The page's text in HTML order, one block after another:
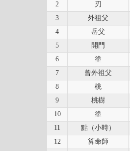
2 刃
3 外祖父
4 岳父
5 開門
6 塗
7 曾外祖父
8 桃
9 桃樹
10 塗
11 點（小時）
12 算命師